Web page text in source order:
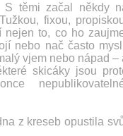
S těmi začal někdy
fixou,
nejen to, co ho
nebo nač často
vjem nebo nápad –
skicáky jsou
z kreseb opustila